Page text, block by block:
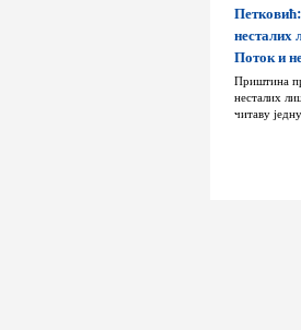
несталих
Поток и
Приштина
несталих
читаву